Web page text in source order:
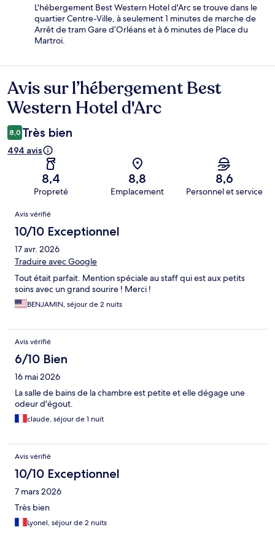
L'hébergement Best Western Hotel d'Arc se trouve dans le
quartier Centre-Ville, à seulement 1 minutes de marche de
Arrêt de tram Gare d’Orléans et à 6 minutes de Place du
Martroi.
Avis
Avis sur l’hébergement Best
Western Hotel d'Arc
8,0 Très bien
494 avis
8,4
Propreté
8,8
Emplacement
8,6
Personnel et service
Avis
Avis vérifié
10/10 Exceptionnel
17 avr. 2026
Traduire avec Google
Tout était parfait. Mention spéciale au staff qui est aux petits
soins avec un grand sourire ! Merci !
BENJAMIN, séjour de 2 nuits
Avis vérifié
6/10 Bien
16 mai 2026
La salle de bains de la chambre est petite et elle dégage une
odeur d'égout.
claude, séjour de 1 nuit
Avis vérifié
10/10 Exceptionnel
7 mars 2026
Très bien
Lyonel, séjour de 2 nuits